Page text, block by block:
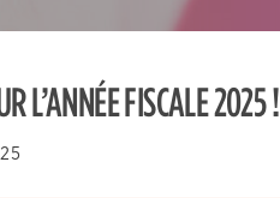
L’ANNÉE FISCALE 2025 !